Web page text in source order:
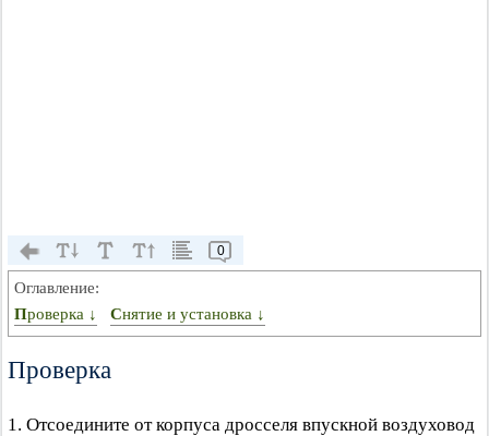
0
Оглавление:
Проверка ↓
Снятие и установка ↓
Проверка
1. Отсоедините от корпуса дросселя впускной воздуховод